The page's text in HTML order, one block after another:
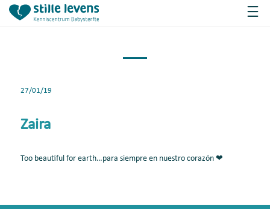
27/01/19
Zaira
Too beautiful for earth…para siempre en nuestro corazón ❤